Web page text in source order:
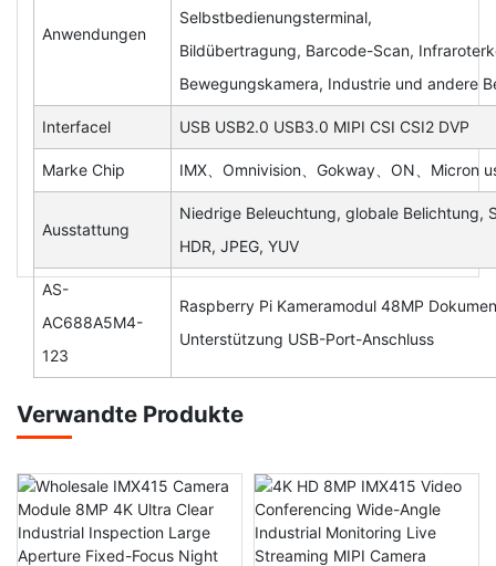
Anwendungen
Selbstbedienungsterminal,
Bildübertragung, Barcode-Scan,
Bewegungskamera, Industrie und andere
Interfacel USB USB2.0 USB3.0 MIPI CSI CSI2 DVP
Marke Chip IMX、Omnivision、Gokway、ON、Micron
Ausstattung
Niedrige Beleuchtung, globale Belichtung,
HDR, JPEG, YUV
AS-
AC688A5M4-
123
Raspberry Pi Kameramodul 48MP
Unterstützung USB-Port-Anschluss
Verwandte Produkte